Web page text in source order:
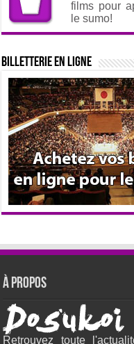
films pour
le sumo!
Billetterie en ligne
À propos
Retrouvez toute